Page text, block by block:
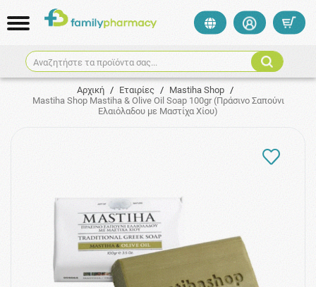
Αναζητήστε τα προϊόντα σας...
Αρχική / Εταιρίες / Mastiha Shop /
Mastiha Shop Mastiha & Olive Oil Soap 100gr (Πράσινο Σαπούνι
Ελαιόλαδου με Μαστίχα Χίου)